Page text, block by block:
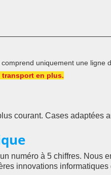
uniquement une ligne
transport en plus.
courant. Cases adaptées
numéro à 5 chiffres. Nous
innovations